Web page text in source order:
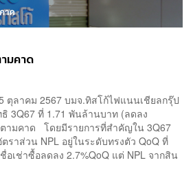
มคาด
ตุลาคม 2567 บมจ.ทิสโก้ไฟแนนเชียลกรุ๊ป
ธิ 3Q67 ที่ 1.71 พันล้านบาท (ลดลง
ตามคาด โดยมีรายการที่สำคัญใน 3Q67
าส่วน NPL อยู่ในระดับทรงตัว QoQ ที่
อเช่าซื้อลดลง 2.7%QoQ แต่ NPL จากสิน